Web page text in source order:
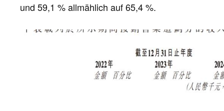
und 59,1 % allmählich auf 65,4 %.